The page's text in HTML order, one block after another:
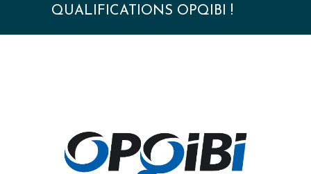
QUALIFICATIONS OPQIBI !